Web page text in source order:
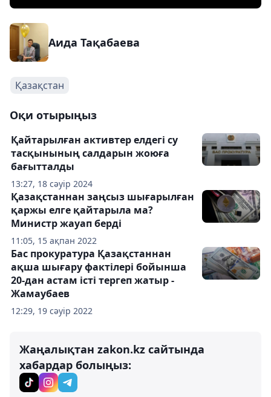
Аида Тақабаева
Қазақстан
Оқи отырыңыз
13:27, 18 сәуір 2024
Қайтарылған активтер елдегі су
тасқынының салдарын жоюға
бағытталды
11:05, 15 ақпан 2022
Қазақстаннан заңсыз шығарылған
қаржы елге қайтарыла ма?
Министр жауап берді
12:29, 19 сәуір 2022
Бас прокуратура Қазақстаннан
ақша шығару фактілері бойынша
20-дан астам істі тергеп жатыр -
Жамаубаев
Жаңалықтан zakon.kz сайтында
хабардар болыңыз: